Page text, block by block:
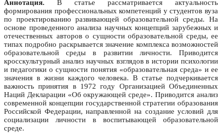
Аннотация. В статье рассматривается актуальность
формирования профессиональных компетенций у студентов вуза
по проектированию развивающей образовательной среды. На
основе проведенного анализа научных концепций зарубежных и
отечественных авторов о сущности образовательной среды, ее
типах подробно раскрывается значение комплекса возможностей
образовательной среды в развитии личности. Приводится
кросскультурный анализ научных взглядов в истории психологии
и педагогики о сущности понятия «образовательная среда» и ее
значения в жизни каждого человека. В статье подчеркивается
важность принятия в 1972 году Организацией Объединенных
Наций Декларации «Об окружающей среде». Приводится анализ
современной концепции государственной стратегии образования
Российской Федерации, направленной на создание условий для
социализации личности в воспитывающей образовательной
среде.